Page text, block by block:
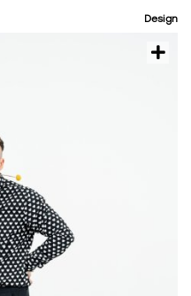
Design